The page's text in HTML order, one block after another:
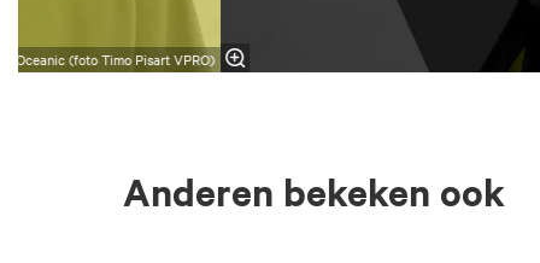
Oceanic (foto Timo Pisart VPRO)
Anderen bekeken ook